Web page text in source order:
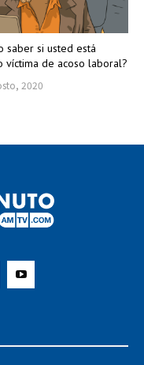
saber si usted está
víctima de acoso laboral?
2020